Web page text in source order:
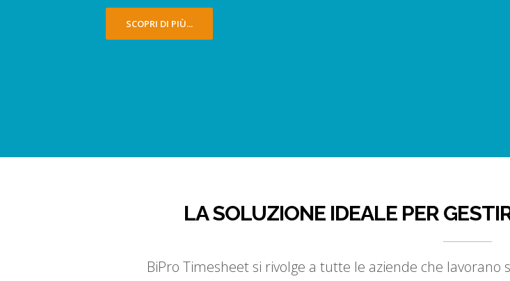
SCOPRI DI PIÙ...
LA SOLUZIONE IDEALE PER
BiPro Timesheet si rivolge a tutte le aziende che